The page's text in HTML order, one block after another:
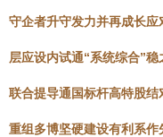
守企者升守发力并再成长
层应设内试通“系统综合”
联合提导通国标杆高特股
重组多博坚硬建设有利系